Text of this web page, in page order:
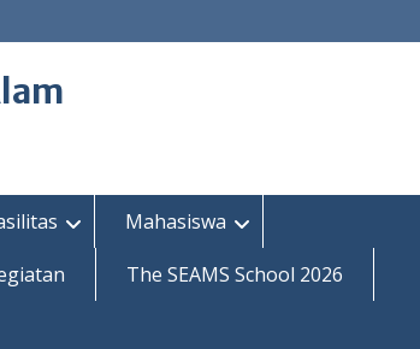
Mahasiswa
The SEAMS School 2026